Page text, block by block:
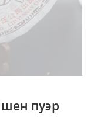
пуэр